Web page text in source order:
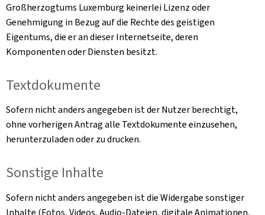
Großherzogtums Luxemburg keinerlei Lizenz oder
Genehmigung in Bezug auf die Rechte des geistigen
Eigentums, die er an dieser Internetseite, deren
Komponenten oder Diensten besitzt.
Textdokumente
Sofern nicht anders angegeben ist der Nutzer berechtigt,
ohne vorherigen Antrag alle Textdokumente einzusehen,
herunterzuladen oder zu drucken.
Sonstige Inhalte
Sofern nicht anders angegeben ist die Widergabe sonstiger
Inhalte (Fotos, Videos, Audio-Dateien, digitale Animationen,